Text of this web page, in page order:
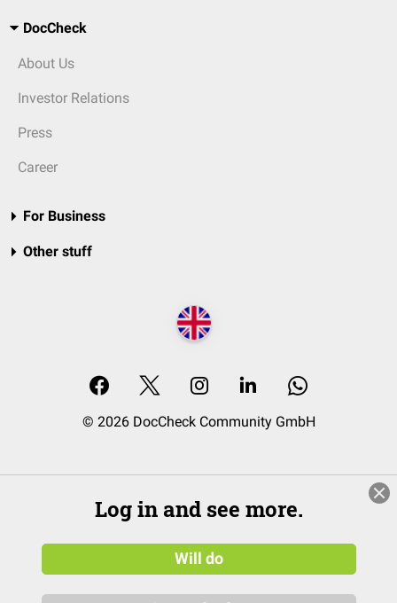
DocCheck
About Us
Investor Relations
Press
Career
For Business
Other stuff
© 2026 DocCheck Community GmbH
Log in and see more.
Will do